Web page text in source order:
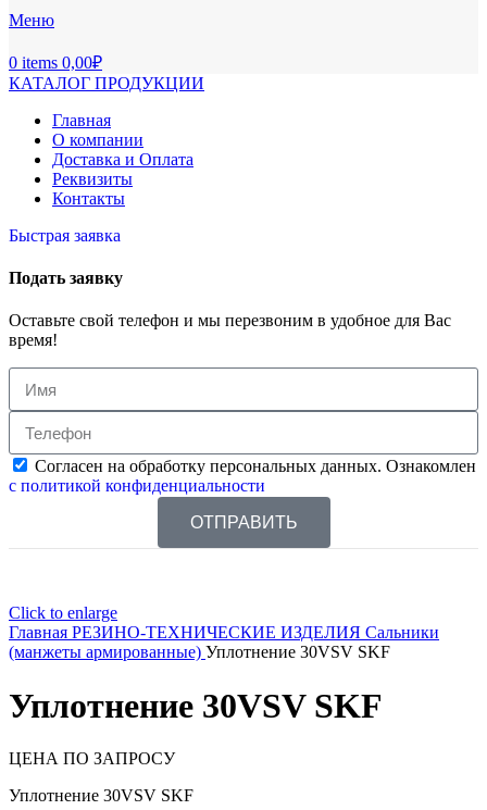
Меню
0 items 0,00₽
КАТАЛОГ ПРОДУКЦИИ
Главная
О компании
Доставка и Оплата
Реквизиты
Контакты
Быстрая заявка
Подать заявку
Оставьте свой телефон и мы перезвоним в удобное для Вас
время!
Согласен на обработку персональных данных. Ознакомлен
с политикой конфиденциальности
ОТПРАВИТЬ
Click to enlarge
Главная РЕЗИНО-ТЕХНИЧЕСКИЕ ИЗДЕЛИЯ Сальники
(манжеты армированные) Уплотнение 30VSV SKF
Уплотнение 30VSV SKF
ЦЕНА ПО ЗАПРОСУ
Уплотнение 30VSV SKF